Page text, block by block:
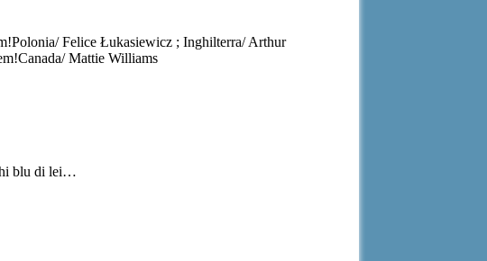
Felice Łukasiewicz ; Inghilterra/ Arthur
Mattie Williams
blu di lei…